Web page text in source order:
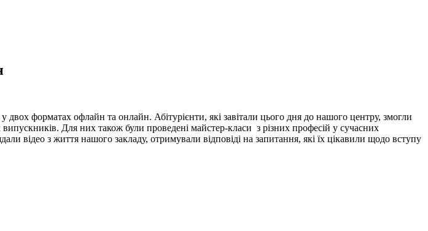
форматах офлайн та онлайн. Абітурієнти, які завітали цього дня до нашого центру, змогли
Для них також були проведені майстер-класи з різних професій у сучасних
відео з життя нашого закладу, отримували відповіді на запитання, які їх цікавили щодо вступу